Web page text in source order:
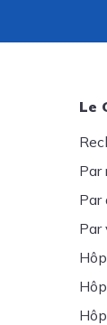
Le
Par
Par
Par